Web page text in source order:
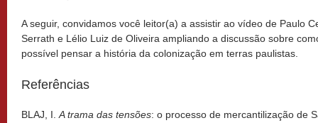
A seguir, convidamos você leitor(a) a assistir ao vídeo de Paulo
Serrath e Lélio Luiz de Oliveira ampliando a discussão sobre
possível pensar a história da colonização em terras paulistas.
Referências
BLAJ, I. A trama das tensões: o processo de mercantilização de